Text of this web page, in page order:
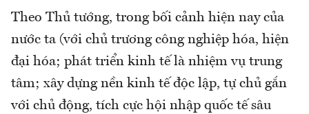
Theo Thủ tướng, trong bối cảnh hiện nay của
nước ta (với chủ trương công nghiệp hóa, hiện
đại hóa; phát triển kinh tế là nhiệm vụ trung
tâm; xây dựng nền kinh tế độc lập, tự chủ gắn
với chủ động, tích cực hội nhập quốc tế sâu